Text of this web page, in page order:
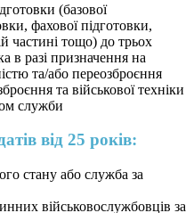
(базової
фахової підготовки,
частині тощо) до трьох
в разі призначення на
та/або переозброєння
та військової техніки
служби
від 25 років:
стану або служба за
військовослужбовців за